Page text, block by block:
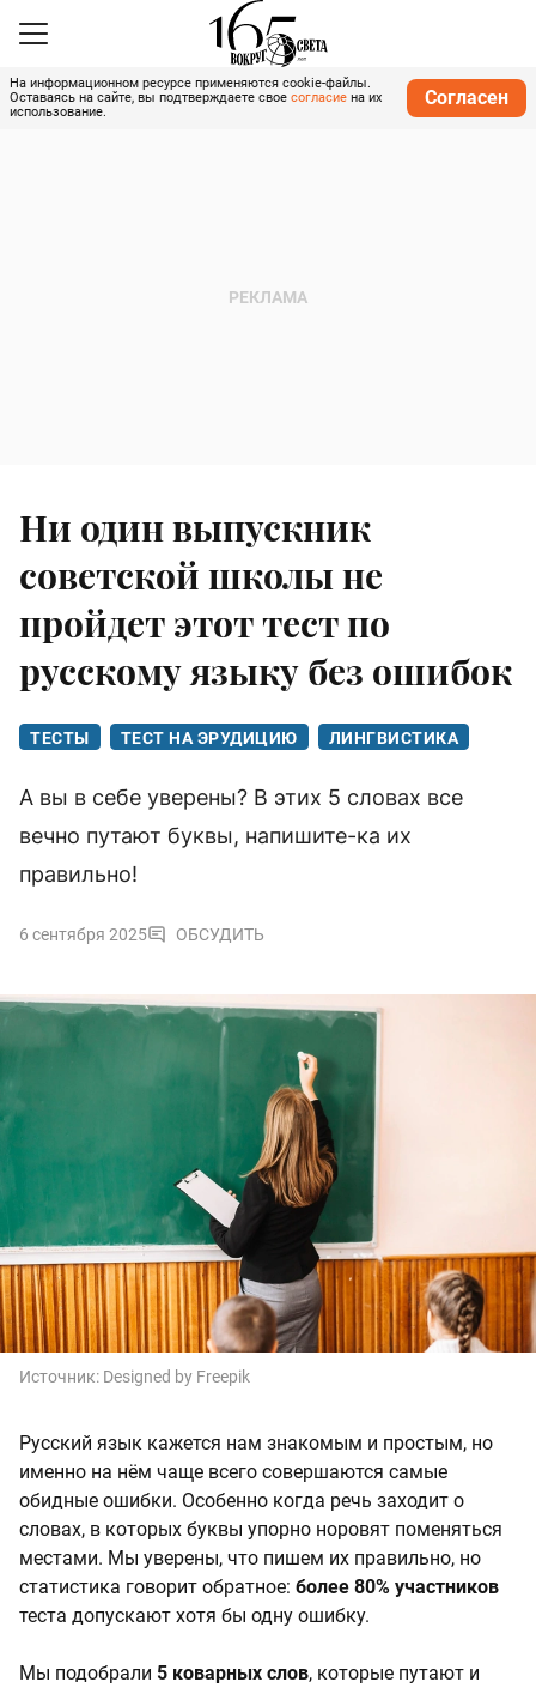
На информационном ресурсе применяются cookie-файлы.
Оставаясь на сайте, вы подтверждаете свое согласие на их
использование.
Согласен
Ни один выпускник
советской школы не
пройдет этот тест по
русскому языку без ошибок
ТЕСТЫ ТЕСТ НА ЭРУДИЦИЮ ЛИНГВИСТИКА
А вы в себе уверены? В этих 5 словах все
вечно путают буквы, напишите-ка их
правильно!
6 сентября 2025 ОБСУДИТЬ
Источник: Designed by Freepik
Русский язык кажется нам знакомым и простым, но
именно на нём чаще всего совершаются самые
обидные ошибки. Особенно когда речь заходит о
словах, в которых буквы упорно норовят поменяться
местами. Мы уверены, что пишем их правильно, но
статистика говорит обратное: более 80% участников
теста допускают хотя бы одну ошибку.
Мы подобрали 5 коварных слов, которые путают и